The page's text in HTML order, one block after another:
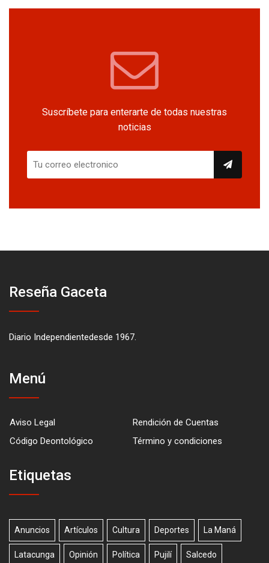
Suscríbete para enterarte de todas nuestras
noticias
Reseña Gaceta
Diario Independientedesde 1967.
Menú
Aviso Legal
Rendición de Cuentas
Código Deontológico
Término y condiciones
Etiquetas
Anuncios Artículos Cultura Deportes La Maná
Latacunga Opinión Política Pujilí Salcedo